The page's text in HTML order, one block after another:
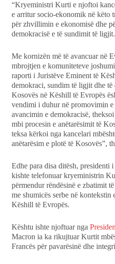
“Kryeministri Kurti e njoftoi
e arritur socio-ekonomik në këto
për zhvillimin e ekonomisë dhe
demokracisë e të sundimit të ligjit.
Me kornizën më të avancuar në
mbrojtjen e komuniteteve
raporti i Juristëve Eminent të
demokraci, sundim të ligjit dhe
Kosovës në Këshill të Evropës
vendimi i duhur në promovimin
avancimin e demokracisë,
mbi procesin e anëtarësimit të
teksa kërkoi nga kancelari
anëtarësim e plotë të Kosovës”,
Edhe para disa ditësh, presidenti
kishte telefonuar kryeministrin
përmendur rëndësinë e zbatimit
me shumicës serbe në kontekstin
Këshill të Evropës.
Kështu ishte njoftuar nga
Macron ia ka rikujtuar Kurtit
Francës për pavarësinë dhe